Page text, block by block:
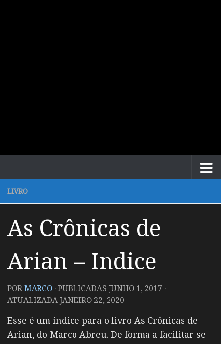
LIVRO
As Crônicas de
Arian – Indice
PORMARCO · PUBLICADAS JUNHO 1, 2017 ·
ATUALIZADAJANEIRO 22, 2020
Esse é um índice para o livro As Crônicas de
Arian, do Marco Abreu. De forma a facilitar se